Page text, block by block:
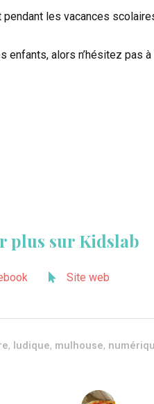
les vacances
alors n’hésitez pas
plus sur Kidslab
Site web
, ludique, mulhouse,